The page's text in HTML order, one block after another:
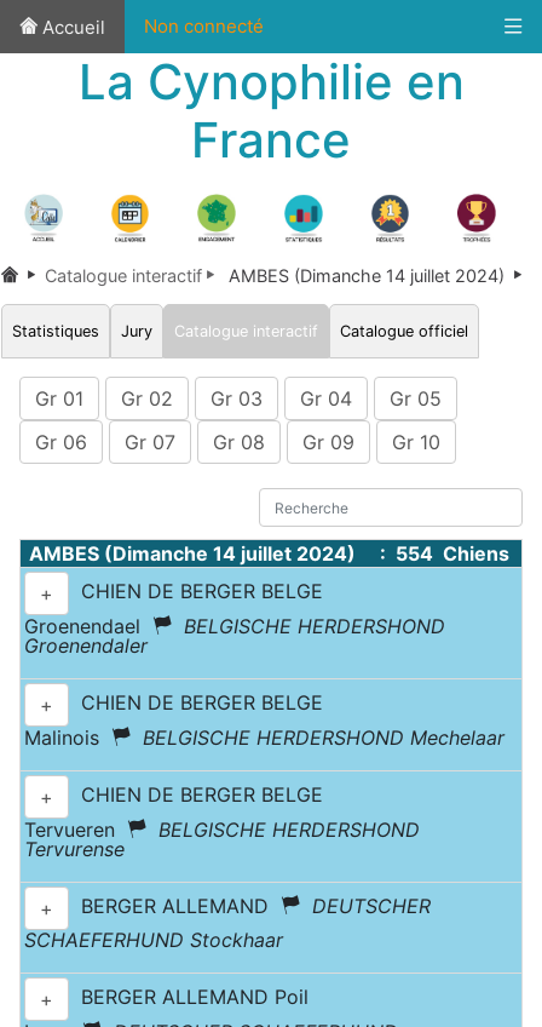
Accueil Non connecté
La Cynophilie en
France
Catalogue interactif AMBES (Dimanche 14 juillet 2024)
Statistiques Jury Catalogue interactif Catalogue officiel
Gr 01 Gr 02 Gr 03 Gr 04
Gr 05
Gr 06
Gr 07 Gr 08 Gr 09 Gr 10
AMBES (Dimanche 14 juillet 2024) : 554 Chiens
+
CHIEN DE BERGER BELGE
Groenendael
BELGISCHE HERDERSHOND
Groenendaler
+
CHIEN DE BERGER BELGE
Malinois
BELGISCHE HERDERSHOND Mechelaar
+
CHIEN DE BERGER BELGE
Tervueren
BELGISCHE HERDERSHOND
Tervurense
+ BERGER ALLEMAND
DEUTSCHER
SCHAEFERHUND Stockhaar
+
BERGER ALLEMAND Poil